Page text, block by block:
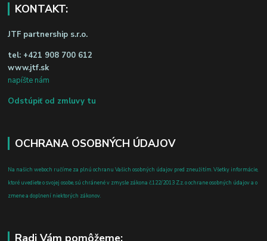
KONTAKT:
JTF partnership s.r.o.
tel: +421 908 700 612
www.jtf.sk
napíšte nám
Odstúpiť od zmluvy tu
OCHRANA OSOBNÝCH ÚDAJOV
Na našich weboch ručíme za plnú ochranu Vašich osobných údajov pred zneužitím. Všetky informácie,
ktoré uvediete o svojej osobe, sú chránené v zmysle zákona č.122/2013 Z.z. o ochrane osobných údajov a o
zmene a doplnení niektorých zákonov.
Radi Vám pomôžeme: